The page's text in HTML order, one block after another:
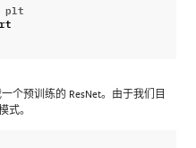
plt
个预训练的 ResNet。由于我们目
式。